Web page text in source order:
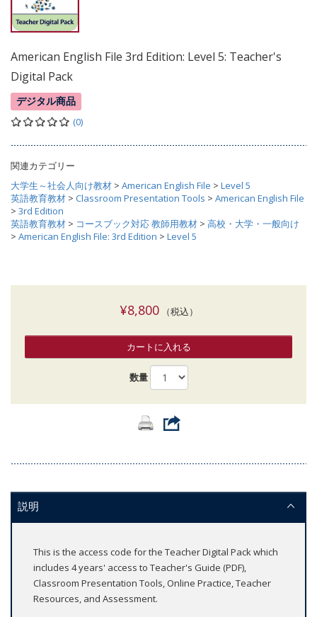
American English File 3rd Edition: Level 5: Teacher's
Digital Pack
デジタル商品
(0)
関連カテゴリー
大学生～社会人向け教材 > American English File > Level 5
英語教育教材 > Classroom Presentation Tools > American English File
> 3rd Edition
英語教育教材 > コースブック対応 教師用教材 > 高校・大学・一般向け
> American English File: 3rd Edition > Level 5
¥8,800（税込）
カートに入れる
数量
説明
This is the access code for the Teacher Digital Pack which
includes 4 years' access to Teacher's Guide (PDF),
Classroom Presentation Tools, Online Practice, Teacher
Resources, and Assessment.